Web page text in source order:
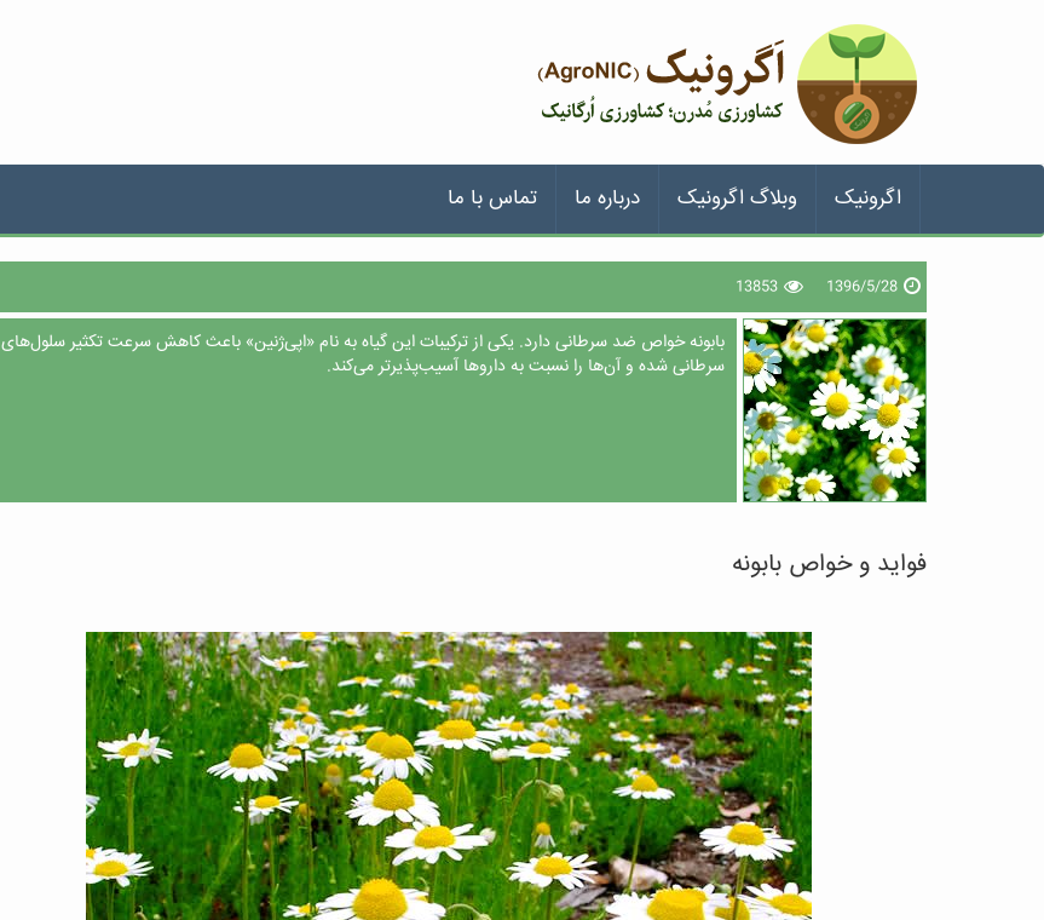
اگرونیک وبلاگ اگرونیک درباره ما تماس با ما
1396/5/28
13853
بابونه خواص ضد سرطانی دارد. یکی از ترکیبات این گیاه به نام «اپی‌ژنین» باعث کاهش سرعت تکثیر سلول‌های
سرطانی شده و آن‌ها را نسبت به داروها آسیب‌پذیرتر می‌کند.
فوايد و خواص بابونه